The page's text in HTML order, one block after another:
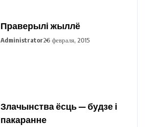
Праверылі жыллё
Administrator26 февраля, 2015
Злачынства ёсць — будзе і
пакаранне